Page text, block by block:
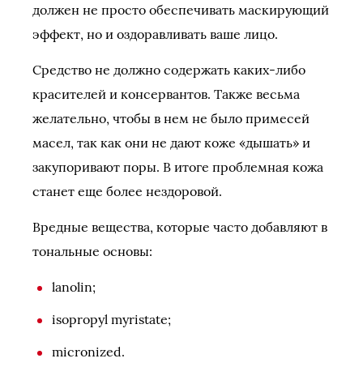
должен не просто обеспечивать маскирующий
эффект, но и оздоравливать ваше лицо.
Средство не должно содержать каких-либо
красителей и консервантов. Также весьма
желательно, чтобы в нем не было примесей
масел, так как они не дают коже «дышать» и
закупоривают поры. В итоге проблемная кожа
станет еще более нездоровой.
Вредные вещества, которые часто добавляют в
тональные основы:
lanolin;
isopropyl myristate;
micronized.